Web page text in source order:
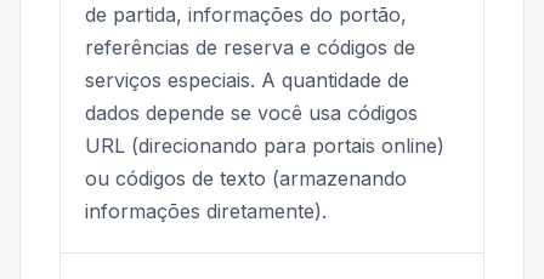
de partida, informações do portão,
referências de reserva e códigos de
serviços especiais. A quantidade de
dados depende se você usa códigos
URL (direcionando para portais online)
ou códigos de texto (armazenando
informações diretamente).